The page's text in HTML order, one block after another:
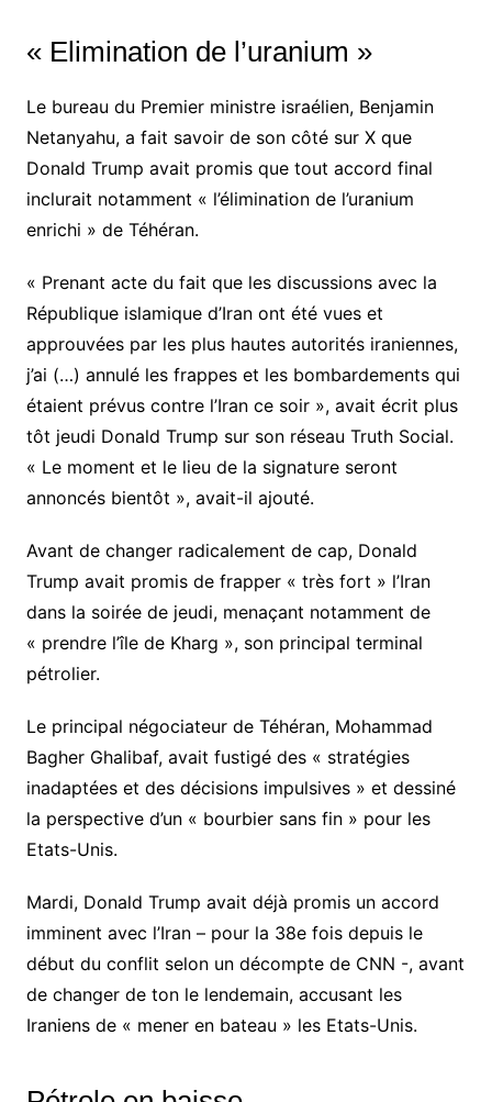
« Elimination de l’uranium »
Le bureau du Premier ministre israélien, Benjamin
Netanyahu, a fait savoir de son côté sur X que
Donald Trump avait promis que tout accord final
inclurait notamment « l’élimination de l’uranium
enrichi » de Téhéran.
« Prenant acte du fait que les discussions avec la
République islamique d’Iran ont été vues et
approuvées par les plus hautes autorités iraniennes,
j’ai (…) annulé les frappes et les bombardements qui
étaient prévus contre l’Iran ce soir », avait écrit plus
tôt jeudi Donald Trump sur son réseau Truth Social.
« Le moment et le lieu de la signature seront
annoncés bientôt », avait-il ajouté.
Avant de changer radicalement de cap, Donald
Trump avait promis de frapper « très fort » l’Iran
dans la soirée de jeudi, menaçant notamment de
« prendre l’île de Kharg », son principal terminal
pétrolier.
Le principal négociateur de Téhéran, Mohammad
Bagher Ghalibaf, avait fustigé des « stratégies
inadaptées et des décisions impulsives » et dessiné
la perspective d’un « bourbier sans fin » pour les
Etats-Unis.
Mardi, Donald Trump avait déjà promis un accord
imminent avec l’Iran – pour la 38e fois depuis le
début du conflit selon un décompte de CNN -, avant
de changer de ton le lendemain, accusant les
Iraniens de « mener en bateau » les Etats-Unis.